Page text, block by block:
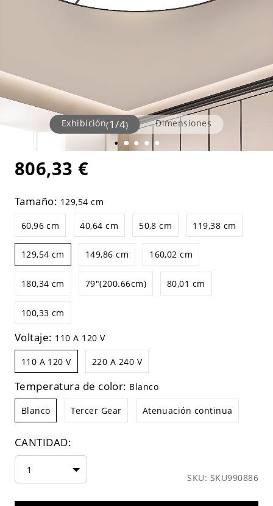
Exhibición(1/4) Dimensiones
806,33 €
Tamaño: 129,54 cm
60,96 cm 40,64 cm 50,8 cm 119,38 cm
129,54 cm 149,86 cm 160,02 cm
180,34 cm 79"(200.66cm) 80,01 cm
100,33 cm
Voltaje: 110 A 120 V
110 A 120 V 220 A 240 V
Temperatura de color: Blanco
Blanco Tercer Gear Atenuación continua
CANTIDAD:
1
SKU: SKU990886